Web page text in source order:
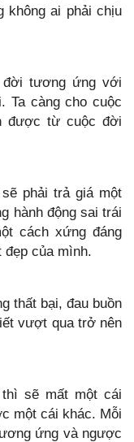
không ai phải chịu
tương ứng với
Ta càng cho cuộc
được từ cuộc đời
phải trả giá một
hành động sai trái
cách xứng đáng
đẹp của mình.
thất bại, đau buồn
vượt qua trở nên
sẽ mất một cái
một cái khác. Mỗi
ứng và ngược